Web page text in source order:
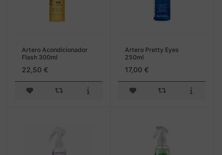
Artero Acondicionador
Flash 300ml
22,50 €
Artero Pretty Eyes
250ml
17,00 €